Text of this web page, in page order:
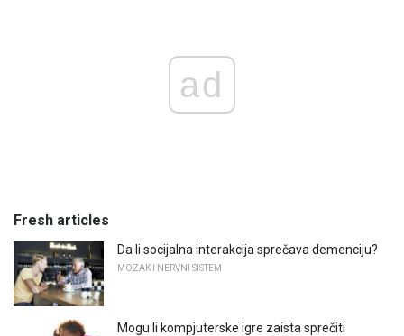
ad
Fresh articles
Da li socijalna interakcija sprečava demenciju?
MOZAK I NERVNI SISTEM
Mogu li kompjuterske igre zaista sprečiti